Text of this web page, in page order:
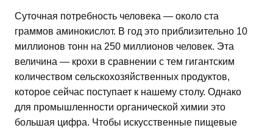
Суточная потребность человека — около ста
граммов аминокислот. В год это приблизительно 10
миллионов тонн на 250 миллионов человек. Эта
величина — крохи в сравнении с тем гигантским
количеством сельскохозяйственных продуктов,
которое сейчас поступает к нашему столу. Однако
для промышленности органической химии это
большая цифра. Чтобы искусственные пищевые